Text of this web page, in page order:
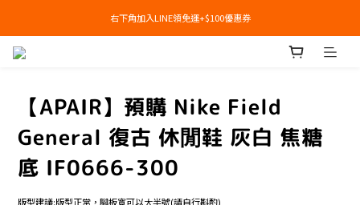
右下角加入LINE領免運+$100優惠券
右下角加入LINE領免運+$100優惠券
即日起，預購商品可提供部分訂金後尾款貨到付款(需協助請洽官line:@apair)
【APAIR】預購 Nike Field
General 復古 休閒鞋 灰白 焦糖
底 IF0666-300
版型建議:版型正常，腳板寬可以大半號(請自行斟酌)